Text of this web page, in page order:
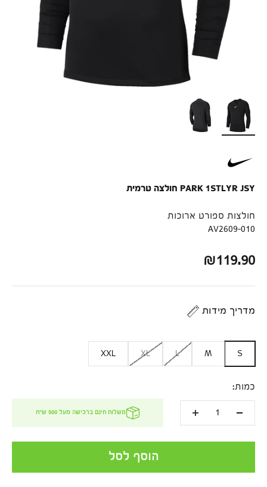
PARK 1STLYR JSY חולצה טרמית
חולצות ספורט ארוכות
AV2609-010
מחיר לאחר הנחה
₪119.90
מדריך מידות
S
M
L
XL
XXL
כמות:
משלוח חינם ברכישה מעל 500 ש''ח
הוסף לסל